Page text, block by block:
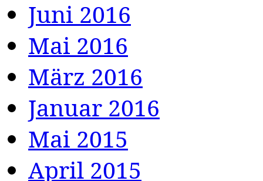
Juni 2016
Mai 2016
März 2016
Januar 2016
Mai 2015
April 2015